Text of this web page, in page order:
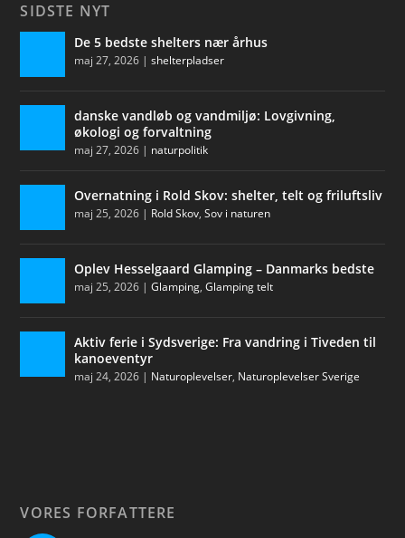
SIDSTE NYT
De 5 bedste shelters nær århus
maj 27, 2026 |shelterpladser
danske vandløb og vandmiljø: Lovgivning,
økologi og forvaltning
maj 27, 2026 | naturpolitik
Overnatning i Rold Skov: shelter, telt og friluftsliv
maj 25, 2026 | Rold Skov,Sov i naturen
Oplev Hesselgaard Glamping – Danmarks bedste
maj 25, 2026 |Glamping,Glamping telt
Aktiv ferie i Sydsverige: Fra vandring i Tiveden til
kanoeventyr
maj 24, 2026 | Naturoplevelser, Naturoplevelser Sverige
VORES FORFATTERE